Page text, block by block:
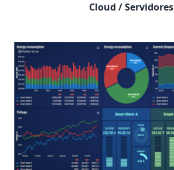
Cloud / Servidores